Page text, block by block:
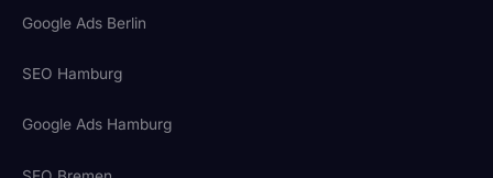
Google Ads Berlin
SEO Hamburg
Google Ads Hamburg